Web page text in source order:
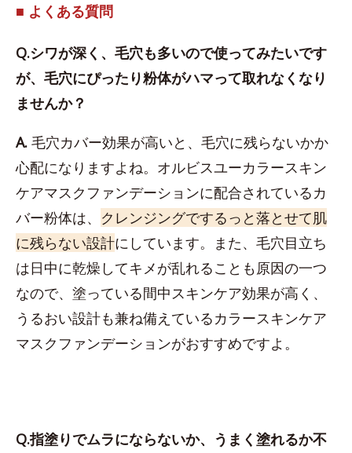
■ よくある質問
Q.シワが深く、毛穴も多いので使ってみたいです
が、毛穴にぴったり粉体がハマって取れなくなり
ませんか？
A. 毛穴カバー効果が高いと、毛穴に残らないかか
心配になりますよね。オルビスユーカラースキン
ケアマスクファンデーションに配合されているカ
バー粉体は、 クレンジングでするっと落とせて肌
に残らない設計にしています。また、毛穴目立ち
は日中に乾燥してキメが乱れることも原因の一つ
なので、塗っている間中スキンケア効果が高く、
うるおい設計も兼ね備えているカラースキンケア
マスクファンデーションがおすすめですよ。
Q.指塗りでムラにならないか、うまく塗れるか不